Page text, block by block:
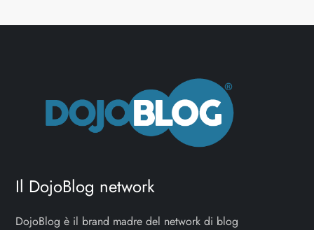
Il DojoBlog network
DojoBlog è il brand madre del network di blog